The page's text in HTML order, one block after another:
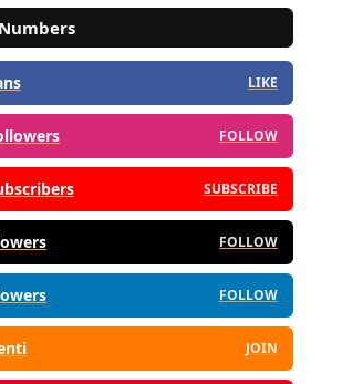
LIKE
FOLLOW
SUBSCRIBE
FOLLOW
FOLLOW
JOIN